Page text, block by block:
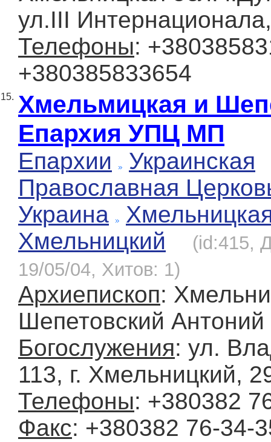
ул.ІІІ
Телефоны:
+380385833654
15. Хмельмицкая и
Епархия УПЦ МП
Епархии
Украинская
Православная
Украина
Хмельницкий
(id:415,
19/05/04, Хитов: 1)
Архиепископ:
Шепетовский
Богослужения: ул.
113, г. Хмельницкий,
Телефоны: +380382
Факс: +380382 76-34-